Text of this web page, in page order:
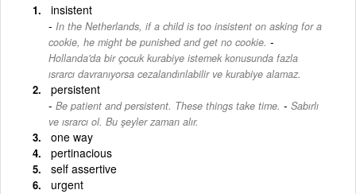
insistent
In the Netherlands, if a child is too insistent on asking for a
cookie, he might be punished and get no cookie. -
Hollanda'da bir çocuk kurabiye istemek konusunda fazla
ısrarcı davranıyorsa cezalandırılabilir ve kurabiye alamaz.
persistent
Be patient and persistent. These things take time. - Sabırlı
ve ısrarcı ol. Bu şeyler zaman alır.
one way
pertinacious
self assertive
urgent